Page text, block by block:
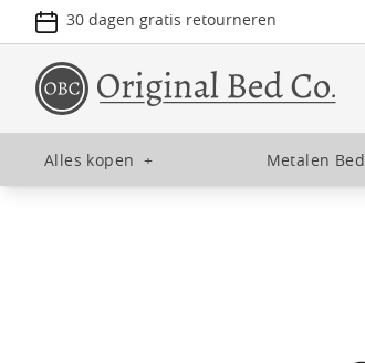
30 dagen gratis retourneren
Alles kopen + Metalen Bed